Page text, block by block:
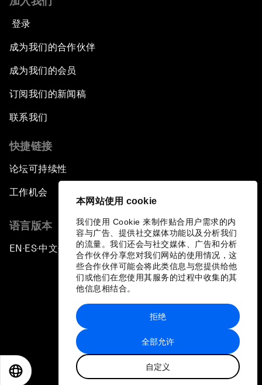
本网站使用 cookie
我们使用 Cookie 来制作贴合用户需求的内
容与广告、提供社交媒体功能以及分析我们
的流量。我们还会与社交媒体、广告和分析
合作伙伴分享您对我们网站的使用情况，这
些合作伙伴可能会将此类信息与您提供给他
们或他们在您使用其服务的过程中收集的其
他信息相结合。
全部允许
自定义
拒绝
登录
成为我们的合作伙伴
成为我们的会员
订阅我们的新闻稿
联系我们
快捷链接
论坛可持续性
工作机会
语言版本
EN ▪ES▪中文▪ 日本語
站点地图
世界经济论坛